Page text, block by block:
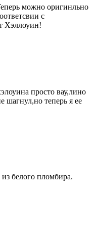
можно оригинльно
с
Хэллоуин!
просто вау,лино
шагнул,но теперь я ее
белого пломбира.